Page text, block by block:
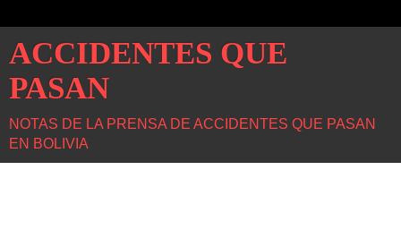
ACCIDENTES QUE
PASAN
NOTAS DE LA PRENSA DE ACCIDENTES QUE PASAN
EN BOLIVIA